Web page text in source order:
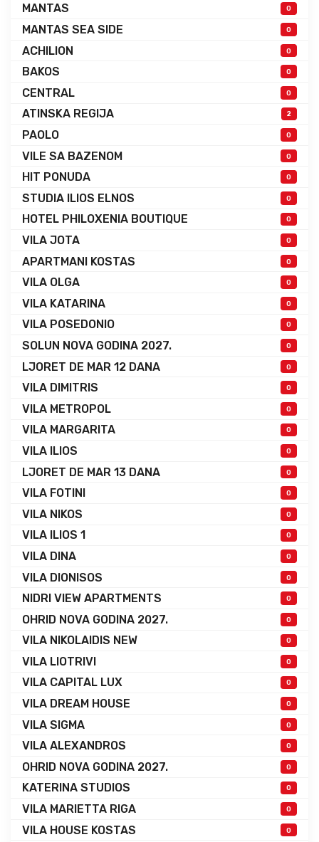
MANTAS 0
MANTAS SEA SIDE 0
ACHILION 0
BAKOS 0
CENTRAL 0
ATINSKA REGIJA 2
PAOLO 0
VILE SA BAZENOM 0
HIT PONUDA 0
STUDIA ILIOS ELNOS 0
HOTEL PHILOXENIA BOUTIQUE 0
VILA JOTA 0
APARTMANI KOSTAS 0
VILA OLGA 0
VILA KATARINA 0
VILA POSEDONIO 0
SOLUN NOVA GODINA 2027. 0
LJORET DE MAR 12 DANA 0
VILA DIMITRIS 0
VILA METROPOL 0
VILA MARGARITA 0
VILA ILIOS 0
LJORET DE MAR 13 DANA 0
VILA FOTINI 0
VILA NIKOS 0
VILA ILIOS 1 0
VILA DINA 0
VILA DIONISOS 0
NIDRI VIEW APARTMENTS 0
OHRID NOVA GODINA 2027. 0
VILA NIKOLAIDIS NEW 0
VILA LIOTRIVI 0
VILA CAPITAL LUX 0
VILA DREAM HOUSE 0
VILA SIGMA 0
VILA ALEXANDROS 0
OHRID NOVA GODINA 2027. 0
KATERINA STUDIOS 0
VILA MARIETTA RIGA 0
VILA HOUSE KOSTAS 0